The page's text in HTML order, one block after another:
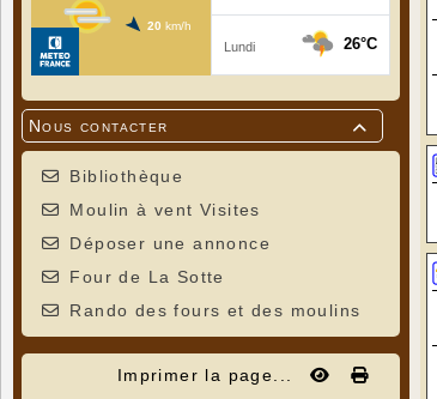

Nous contacter
Bibliothèque
Moulin à vent Visites
Déposer une annonce
Four de La Sotte
Rando des fours et des moulins
Imprimer la page...